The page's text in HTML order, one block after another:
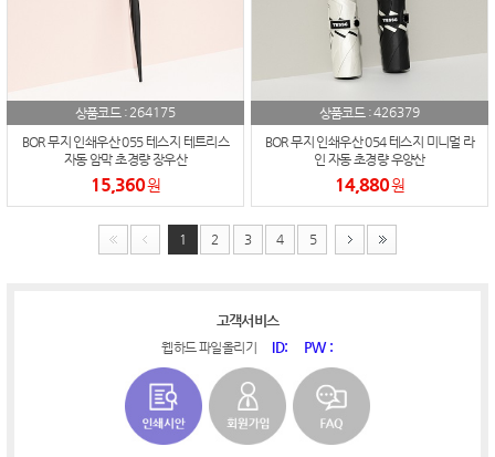
상품코드 :264175
BOR 무지 인쇄우산 055 테스지 테트리스
자동 암막 초경량 장우산
15,360원
상품코드 :426379
BOR 무지 인쇄우산 054 테스지 미니멀 라
인 자동 초경량 우양산
14,880원
1 2 3 4 5
고객서비스
웹하드 파일올리기 ID: PW :